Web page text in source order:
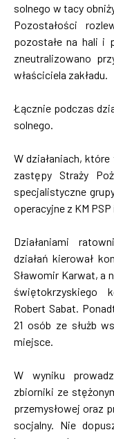
solnego w tacy
Pozostałości
pozostałe na hali i
zneutralizowano
właściciela zakładu.
Łącznie podczas
solnego.
W działaniach, które
zastępy Straży
specjalistyczne
operacyjne z KM PSP
Działaniami
działań kierował
Sławomir Karwat, a
świętokrzyskiego
Robert Sabat.
21 osób ze służb
miejsce.
W wyniku
zbiorniki ze
przemysłowej oraz
socjalny. Nie